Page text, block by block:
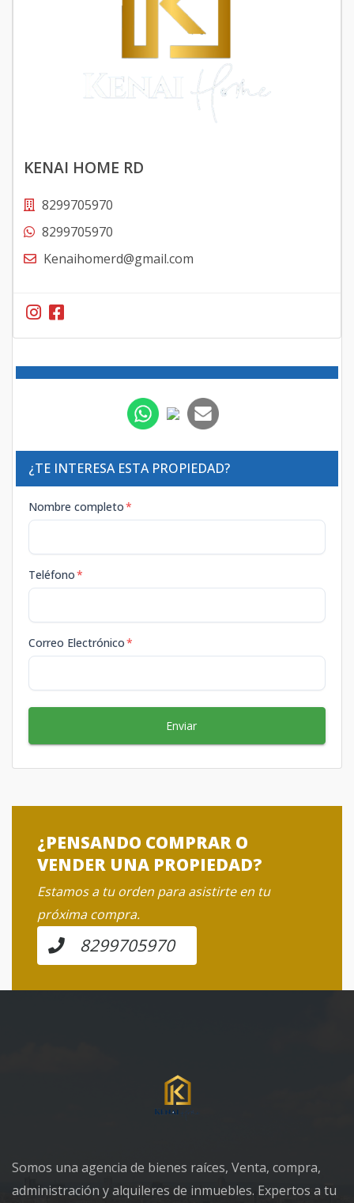
KENAI HOME RD
8299705970
8299705970
Kenaihomerd@gmail.com
¿TE INTERESA ESTA PROPIEDAD?
Nombre completo*
Teléfono*
Correo Electrónico*
Enviar
¿PENSANDO COMPRAR O
VENDER UNA PROPIEDAD?
Estamos a tu orden para asistirte en tu
próxima compra.
8299705970
Somos una agencia de bienes raíces, Venta, compra,
administración y alquileres de inmuebles. Expertos a tu